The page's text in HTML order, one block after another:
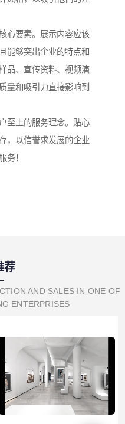
心要素。展示内容应该
能够突出企业的特点和
品、宣传资料、视频演
量和吸引力直接影响到
至上的服务理念。贴心
，以信誉求发展的企业
务！
荐
AND SALES IN ONE OF
ENTERPRISES